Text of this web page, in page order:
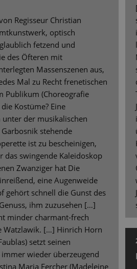
Regisseur Christian
optisch
fetzend und
des Öfteren mit
Massenszenen aus,
Mal zu Recht frenetischen
Publikum (Choreografie
Kostüme? Eine
der musikalischen
stehende
ist zu bescheinigen,
das swingende Kaleidoskop
Zwanziger hat Die
eine Augenweide
gehört schnell die Gunst des
ihm zuzusehen […]
minder charmant-frech
Watzlawik. […] Hinrich Horn
setzt seinen
wieder überzeugend
Maria Fercher (Madeleine